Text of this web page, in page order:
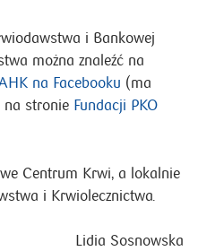
i Bankowej
można znaleźć na
na Facebooku (ma
na stronie Fundacji PKO
Centrum Krwi, a lokalnie
i Krwiolecznictwa.
Lidia Sosnowska